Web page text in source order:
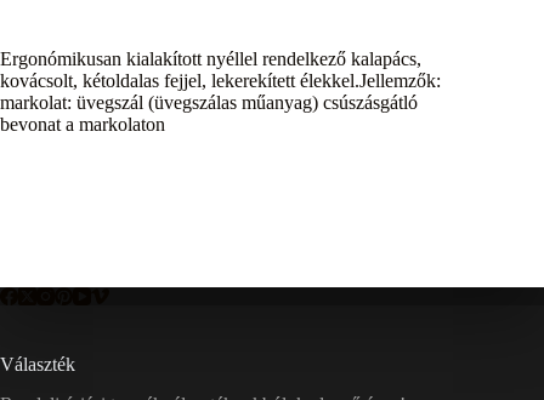
Ergonómikusan kialakított nyéllel rendelkező kalapács,
kovácsolt, kétoldalas fejjel, lekerekített élekkel.Jellemzők:
markolat: üvegszál (üvegszálas műanyag) csúszásgátló
bevonat a markolaton
Választék